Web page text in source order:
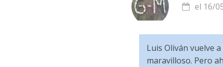
el 16/
Luis Oliván vuelve a
maravilloso. Pero